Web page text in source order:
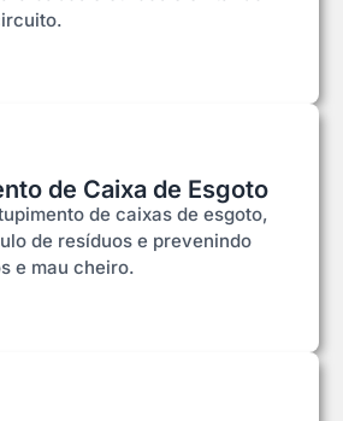
de Caixa de Esgoto
de caixas de esgoto,
de resíduos e prevenindo
e mau cheiro.